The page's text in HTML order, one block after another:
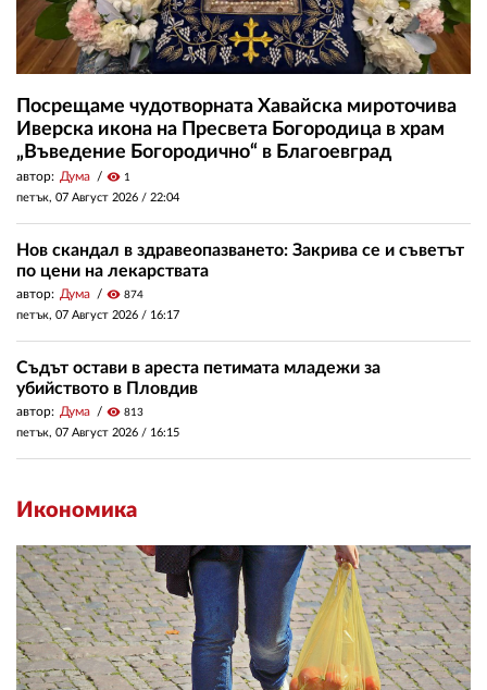
Посрещаме чудотворната Хавайска мироточива
Иверска икона на Пресвета Богородица в храм
„Въведение Богородично“ в Благоевград
автор: Дума visibility 1
петък, 07 Август 2026 / 22:04
Нов скандал в здравеопазването: Закрива се и съветът
по цени на лекарствата
автор: Дума visibility 874
петък, 07 Август 2026 / 16:17
Съдът остави в ареста петимата младежи за
убийството в Пловдив
автор: Дума visibility 813
петък, 07 Август 2026 / 16:15
Икономика